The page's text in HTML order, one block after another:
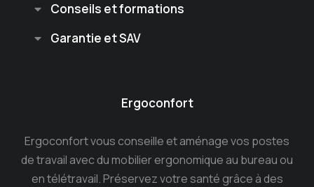
Conseils et formations
Garantie et SAV
Ergoconfort
Ergoconfort vous conseille et aménage vos postes
de travail avec du mobilier ergonomique au bureau ou
en télétravail. Préservez votre santé grâce à des